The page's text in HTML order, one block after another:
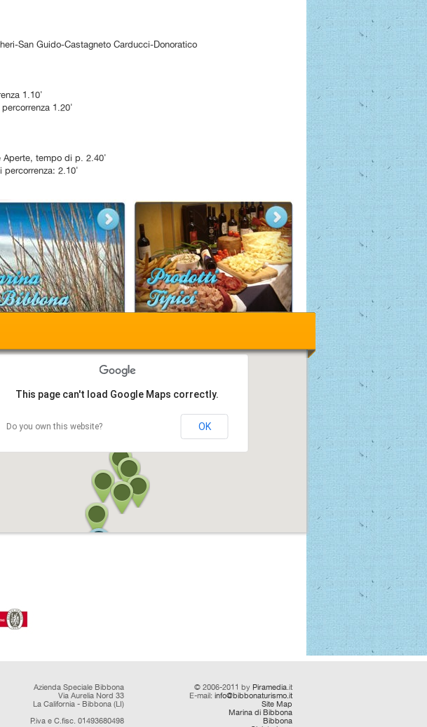
San Guido-Castagneto Carducci-Donoratico
1.10'
1.20'
Aperte, tempo di p. 2.40'
percorrenza: 2.10'
This page can't load Google Maps correctly.
Do you own this website? OK
Azienda Speciale Bibbona
Via Aurelia Nord 33
La California - Bibbona (LI)
P.iva e C.fisc. 01493680498
© 2006-2011 by Piramedia .it
E-mail: info@bibbonaturismo.it
Site Map
Marina di Bibbona
Bibbona